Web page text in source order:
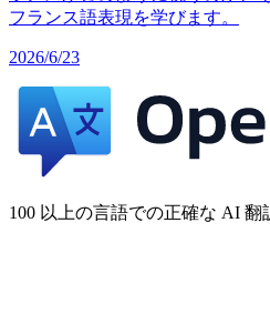
フランス語表現を学びます。
2026/6/23
100 以上の言語での正確な AI 翻